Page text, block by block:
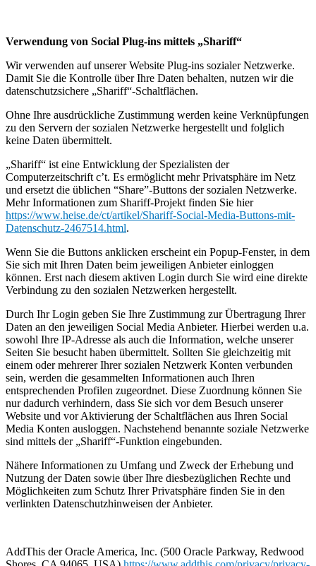
Verwendung von Social Plug-ins mittels „Shariff“
Wir verwenden auf unserer Website Plug-ins sozialer Netzwerke.
Damit Sie die Kontrolle über Ihre Daten behalten, nutzen wir die
datenschutzsichere „Shariff“-Schaltflächen.
Ohne Ihre ausdrückliche Zustimmung werden keine Verknüpfungen
zu den Servern der sozialen Netzwerke hergestellt und folglich
keine Daten übermittelt.
„Shariff“ ist eine Entwicklung der Spezialisten der
Computerzeitschrift c’t. Es ermöglicht mehr Privatsphäre im Netz
und ersetzt die üblichen “Share”-Buttons der sozialen Netzwerke.
Mehr Informationen zum Shariff-Projekt finden Sie hier
https://www.heise.de/ct/artikel/Shariff-Social-Media-Buttons-mit-
Datenschutz-2467514.html.
Wenn Sie die Buttons anklicken erscheint ein Popup-Fenster, in dem
Sie sich mit Ihren Daten beim jeweiligen Anbieter einloggen
können. Erst nach diesem aktiven Login durch Sie wird eine direkte
Verbindung zu den sozialen Netzwerken hergestellt.
Durch Ihr Login geben Sie Ihre Zustimmung zur Übertragung Ihrer
Daten an den jeweiligen Social Media Anbieter. Hierbei werden u.a.
sowohl Ihre IP-Adresse als auch die Information, welche unserer
Seiten Sie besucht haben übermittelt. Sollten Sie gleichzeitig mit
einem oder mehrerer Ihrer sozialen Netzwerk Konten verbunden
sein, werden die gesammelten Informationen auch Ihren
entsprechenden Profilen zugeordnet. Diese Zuordnung können Sie
nur dadurch verhindern, dass Sie sich vor dem Besuch unserer
Website und vor Aktivierung der Schaltflächen aus Ihren Social
Media Konten ausloggen. Nachstehend benannte soziale Netzwerke
sind mittels der „Shariff“-Funktion eingebunden.
Nähere Informationen zu Umfang und Zweck der Erhebung und
Nutzung der Daten sowie über Ihre diesbezüglichen Rechte und
Möglichkeiten zum Schutz Ihrer Privatsphäre finden Sie in den
verlinkten Datenschutzhinweisen der Anbieter.
AddThis der Oracle America, Inc. (500 Oracle Parkway, Redwood